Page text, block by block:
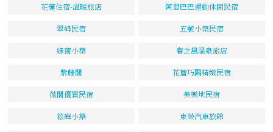
花蓮住宿-溫暖旅店 阿里巴巴運動休閒民宿
翠峰民宿 五號小築民宿
綠窗小築 春之風溫泉旅店
紫藤閣 花簷巧隅精緻民宿
薇閣優質民宿 美樂地民宿
菘庭小築 東榮汽車旅館